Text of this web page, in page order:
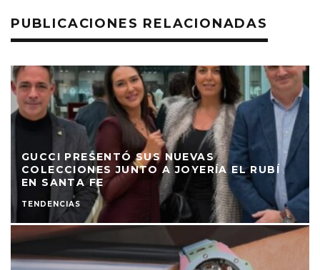
PUBLICACIONES RELACIONADAS
GUCCI PRESENTÓ SUS NUEVAS
COLECCIONES JUNTO A JOYERÍA EL RUBÍ
EN SANTA FE
TENDENCIAS